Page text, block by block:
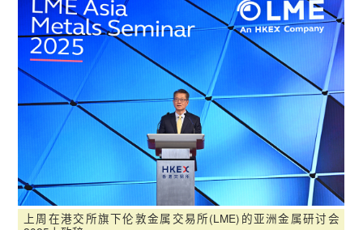
上周在港交所旗下伦敦金属交易所(LME)的亚洲金属研讨会